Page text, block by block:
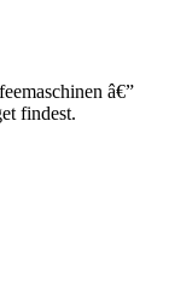
â€”
findest.